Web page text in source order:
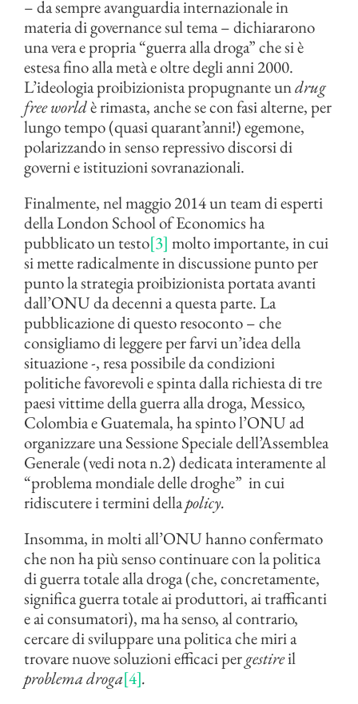
– da sempre avanguardia internazionale in
materia di governance sul tema – dichiararono
una vera e propria “guerra alla droga” che si è
estesa fino alla metà e oltre degli anni 2000.
L’ideologia proibizionista propugnante undrug
free worldè rimasta, anche se con fasi alterne, per
lungo tempo (quasi quarant’anni!) egemone,
polarizzando in senso repressivo discorsi di
governi e istituzioni sovranazionali.
Finalmente, nel maggio 2014 un team di esperti
della London School of Economics ha
pubblicato un testo[3] molto importante, in cui
si mette radicalmente in discussione punto per
punto la strategia proibizionista portata avanti
dall’ONU da decenni a questa parte. La
pubblicazione di questo resoconto – che
consigliamo di leggere per farvi un’idea della
situazione -, resa possibile da condizioni
politiche favorevoli e spinta dalla richiesta di tre
paesi vittime della guerra alla droga, Messico,
Colombia e Guatemala, ha spinto l’ONU ad
organizzare una Sessione Speciale dell’Assemblea
Generale (vedi nota n.2) dedicata interamente al
“problema mondiale delle droghe” in cui
ridiscutere i termini dellapolicy.
Insomma, in molti all’ONU hanno confermato
che non ha più senso continuare con la politica
di guerra totale alla droga (che, concretamente,
significa guerra totale ai produttori, ai trafficanti
e ai consumatori), ma ha senso, al contrario,
cercare di sviluppare una politica che miri a
trovare nuove soluzioni efficaci pergestireil
problema droga[4].